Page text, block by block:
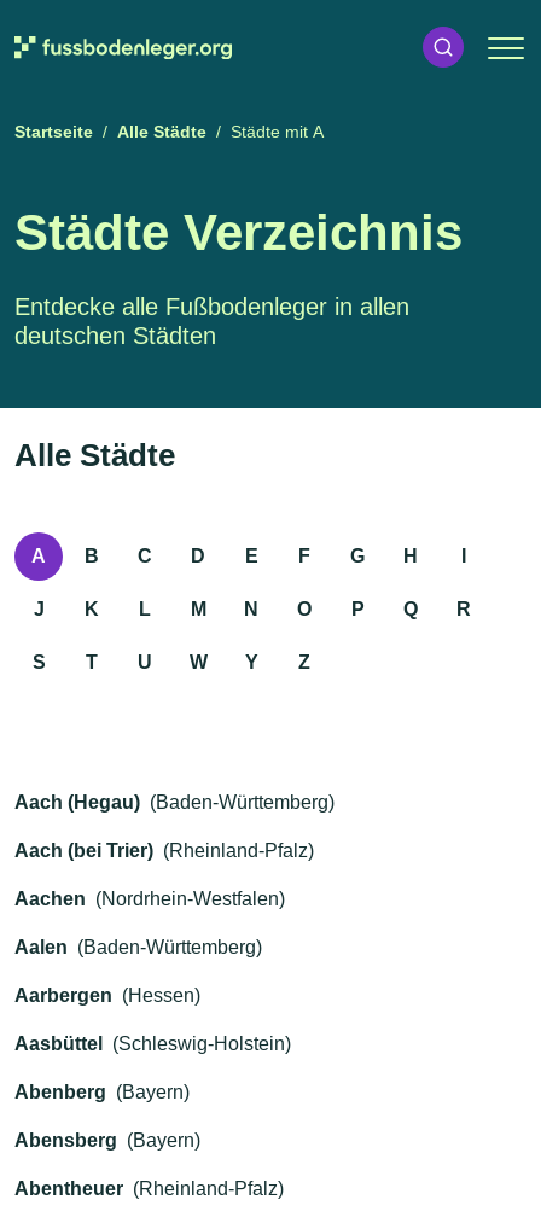
Startseite Alle Städte Städte mit A
Städte Verzeichnis
Entdecke alle Fußbodenleger in allen
deutschen Städten
Alle Städte
A B C D E F G H
J K L M N O P Q R
S T U W Y Z
Aach (Hegau) (Baden-Württemberg)
Aach (bei Trier) (Rheinland-Pfalz)
Aachen (Nordrhein-Westfalen)
Aalen (Baden-Württemberg)
Aarbergen (Hessen)
Aasbüttel (Schleswig-Holstein)
Abenberg (Bayern)
Abensberg (Bayern)
Abentheuer (Rheinland-Pfalz)